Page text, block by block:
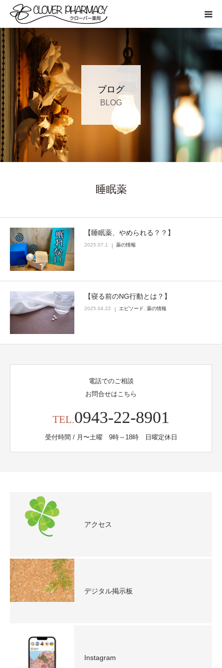
ブログ
BLOG
睡眠薬
【睡眠薬、やめられる？？】
2025.07.1 薬の情報
【寝る前のNG行動とは？】
2025.04.22 エピソード 薬の情報
電話でのご相談
お問合せはこちら
TEL.0943-22-8901
受付時間 / 月〜土曜 9時～18時 日曜定休日
アクセス
デジタル掲示板
Instagram
HOME
受け取りの流れ
サービス
お知らせ
よくある質問